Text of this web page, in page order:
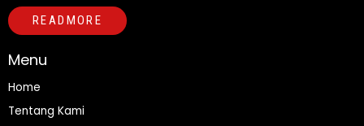
READMORE
Menu
Home
Tentang Kami